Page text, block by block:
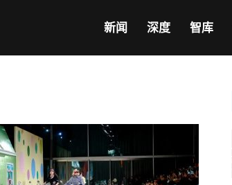
新闻 深度 智库